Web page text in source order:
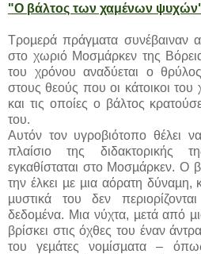
"Ο βάλτος των χαμένων
Τροµερά πράγµατα συνέβαιναν
στο χωριό Μοσµάρκεν της
του χρόνου αναδύεται ο
στους θεούς που οι κάτοικοι
και τις οποίες ο βάλτος
του.
Αυτόν τον υγροβιότοπο θέλει
πλαίσιο της διδακτορικής
εγκαθίσταται στο Μοσµάρκεν. Ο
την έλκει µε µια αόρατη δύναµη,
µυστικά του δεν
δεδοµένα. Μια νύχτα, µετά από
βρίσκει στις όχθες του έναν
του γεµάτες νοµίσµατα –